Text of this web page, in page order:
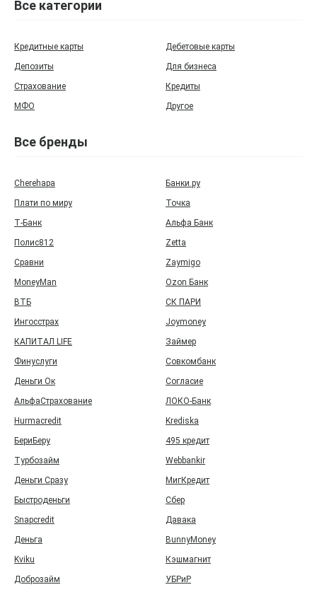
Все категории
Кредитные карты
Дебетовые карты
Депозиты
Для бизнеса
Страхование
Кредиты
МФО
Другое
Все бренды
Cherehapa
Банки.ру
Плати по миру
Точка
Т‑Банк
Альфа Банк
Полис812
Zetta
Сравни
Zaymigo
MoneyMan
Ozon Банк
ВТБ
СК ПАРИ
Ингосстрах
Joymoney
КАПИТАЛ LIFE
Займер
Финуслуги
Совкомбанк
Деньги Ок
Согласие
АльфаСтрахование
ЛОКО-Банк
Hurmacredit
Krediska
БериБеру
495 кредит
Турбозайм
Webbankir
Деньги Сразу
МигКредит
Быстроденьги
Сбер
Snapcredit
Давака
Деньга
BunnyMoney
Kviku
Кэшмагнит
Доброзайм
УБРиР